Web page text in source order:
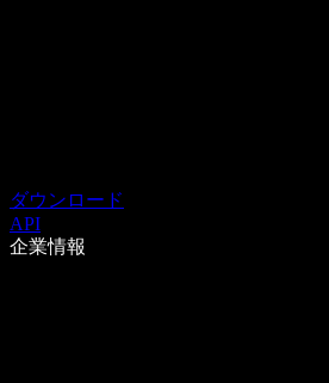
ダウンロード
API
企業情報